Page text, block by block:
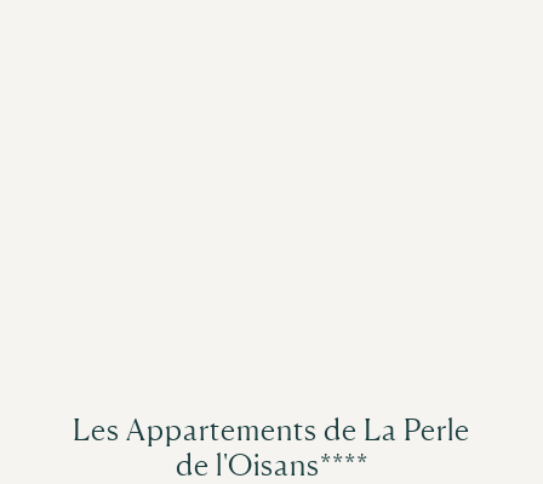
Les Appartements de La Perle
de l'Oisans****